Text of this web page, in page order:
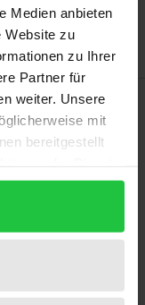
Medien anbieten
Website zu
zu Ihrer
Partner für
weiter. Unsere
mit
bereitgestellt
soweit dies zur
auch eine